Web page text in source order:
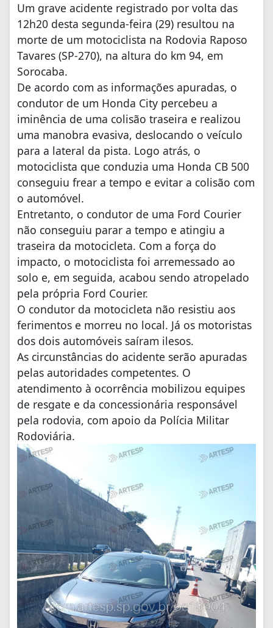
Um grave acidente registrado por volta das
12h20 desta segunda-feira (29) resultou na
morte de um motociclista na Rodovia Raposo
Tavares (SP-270), na altura do km 94, em
Sorocaba.
De acordo com as informações apuradas, o
condutor de um Honda City percebeu a
iminência de uma colisão traseira e realizou
uma manobra evasiva, deslocando o veículo
para a lateral da pista. Logo atrás, o
motociclista que conduzia uma Honda CB 500
conseguiu frear a tempo e evitar a colisão com
o automóvel.
Entretanto, o condutor de uma Ford Courier
não conseguiu parar a tempo e atingiu a
traseira da motocicleta. Com a força do
impacto, o motociclista foi arremessado ao
solo e, em seguida, acabou sendo atropelado
pela própria Ford Courier.
O condutor da motocicleta não resistiu aos
ferimentos e morreu no local. Já os motoristas
dos dois automóveis saíram ilesos.
As circunstâncias do acidente serão apuradas
pelas autoridades competentes. O
atendimento à ocorrência mobilizou equipes
de resgate e da concessionária responsável
pela rodovia, com apoio da Polícia Militar
Rodoviária.